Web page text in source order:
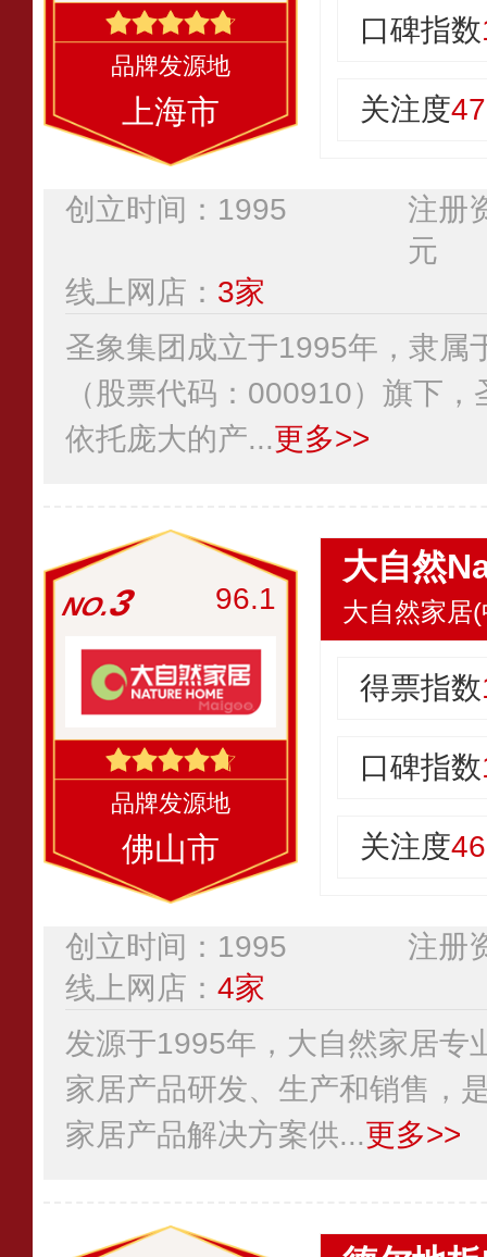
上海市
口碑指数
关注度
创立时间：1995
注册
元
线上网店： 3家
圣象集团成立于1995年，隶属
（股票代码：000910）旗下
依托庞大的产...更多>>
3 96.1
佛山市
大自然
大自然家居
得票指数
口碑指数
关注度
创立时间：1995
注册
线上网店： 4家
发源于1995年，大自然家居专
家居产品研发、生产和销售，
家居产品解决方案供...更多>>